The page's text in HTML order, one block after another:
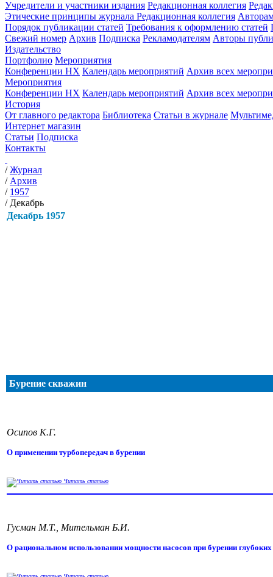
Учредители и участники издания Редакционная коллегия
Этические принципы журнала Редакционная коллегия
Порядок публикации статей Требования к оформлению статей
Свежий номер Архив Подписка Рекламодателям Авторы
Издательство
Портфолио Мероприятия
Конференции НХ Календарь мероприятий Архив всех
Мероприятия
Конференции НХ Календарь мероприятий Архив всех
История
От главного редактора Библиотека Статьи в журнале
Интернет магазин
Статьи Подписка
Контакты
/Журнал
/ Архив
/ 1957
/ Декабрь
Декабрь 1957
Бурение скважин
Осипов К.Г.
О применении турбопередач в бурении
Читать статью
Гусман М.Т., Мительман Б.И.
О рациональном использовании мощности насосов при бурении